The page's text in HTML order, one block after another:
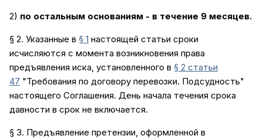
2) по остальным основаниям - в течение 9 месяцев.
§ 2. Указанные в § 1 настоящей статьи сроки
исчисляются с момента возникновения права
предъявления иска, установленного в § 2 статьи
47 "Требования по договору перевозки. Подсудность"
настоящего Соглашения. День начала течения срока
давности в срок не включается.
§ 3. Предъявление претензии, оформленной в